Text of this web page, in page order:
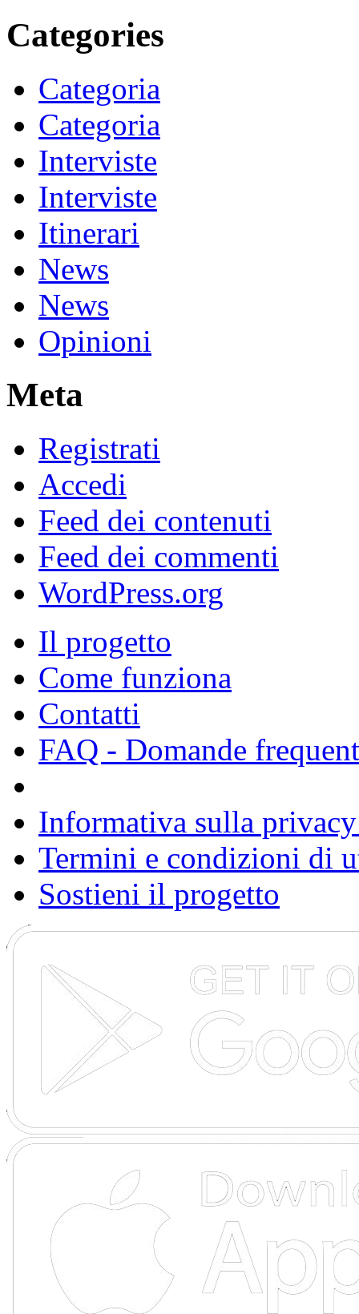
Categories
Categoria
Categoria
Interviste
Interviste
Itinerari
News
News
Opinioni
Meta
Registrati
Accedi
Feed dei contenuti
Feed dei commenti
WordPress.org
Il progetto
Come funziona
Contatti
FAQ - Domande
Informativa sulla
Termini e condizioni di
Sostieni il progetto